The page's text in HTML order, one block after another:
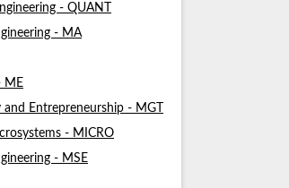
- QUANT
- MA
ME
Entrepreneurship - MGT
- MICRO
- MSE